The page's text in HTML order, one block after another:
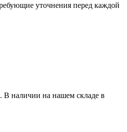
уточнения перед каждой
В наличии на нашем складе в